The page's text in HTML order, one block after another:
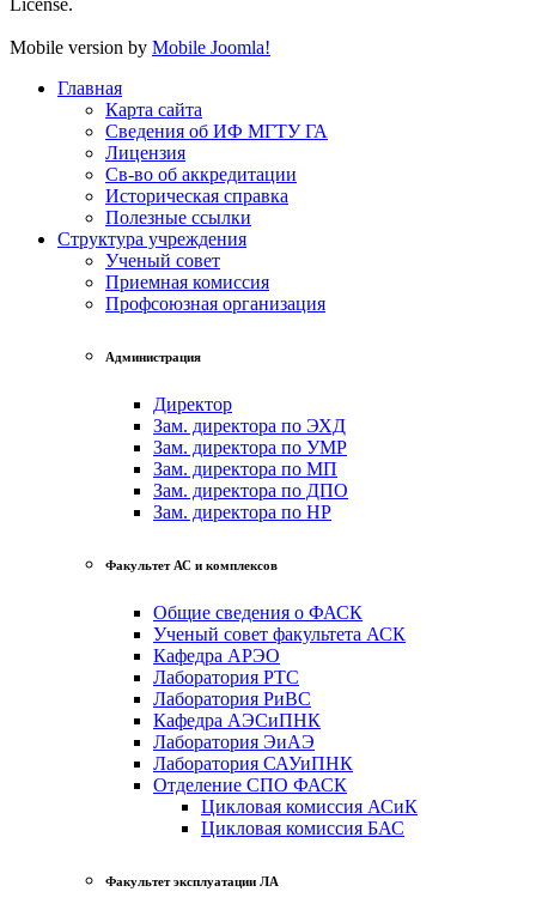
License.
Mobile version by Mobile Joomla!
Главная
Карта сайта
Сведения об ИФ МГТУ ГА
Лицензия
Св-во об аккредитации
Историческая справка
Полезные ссылки
Структура учреждения
Ученый совет
Приемная комиссия
Профсоюзная организация
Администрация
Директор
Зам. директора по ЭХД
Зам. директора по УМР
Зам. директора по МП
Зам. директора по ДПО
Зам. директора по НР
Факультет АС и комплексов
Общие сведения о ФАСК
Ученый совет факультета АСК
Кафедра АРЭО
Лаборатория РТС
Лаборатория РиВС
Кафедра АЭСиПНК
Лаборатория ЭиАЭ
Лаборатория САУиПНК
Отделение СПО ФАСК
Цикловая комиссия АСиК
Цикловая комиссия БАС
Факультет эксплуатации ЛА